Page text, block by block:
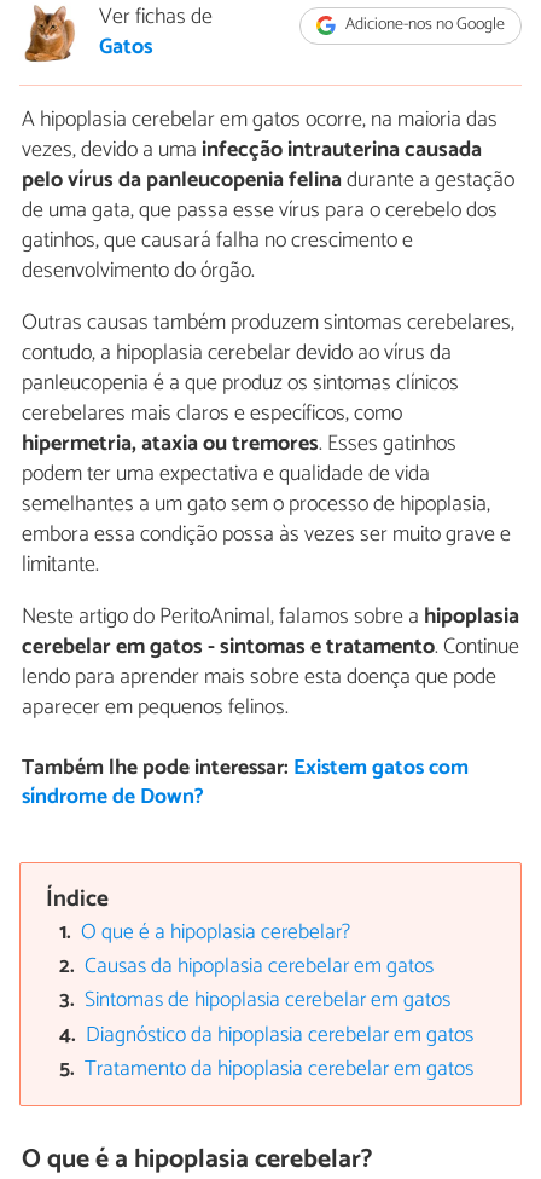
Adicione-nos no Google
Ver fichas de
Gatos
A hipoplasia cerebelar em gatos ocorre, na maioria das
vezes, devido a uma infecção intrauterina causada
pelo vírus da panleucopenia felinadurante a gestação
de uma gata, que passa esse vírus para o cerebelo dos
gatinhos, que causará falha no crescimento e
desenvolvimento do órgão.
Outras causas também produzem sintomas cerebelares,
contudo, a hipoplasia cerebelar devido ao vírus da
panleucopenia é a que produz os sintomas clínicos
cerebelares mais claros e específicos, como
hipermetria, ataxia ou tremores. Esses gatinhos
podem ter uma expectativa e qualidade de vida
semelhantes a um gato sem o processo de hipoplasia,
embora essa condição possa às vezes ser muito grave e
limitante.
Neste artigo do PeritoAnimal, falamos sobre a hipoplasia
cerebelar em gatos - sintomas e tratamento. Continue
lendo para aprender mais sobre esta doença que pode
aparecer em pequenos felinos.
Também lhe pode interessar: Existem gatos com
síndrome de Down?
Índice
O que é a hipoplasia cerebelar?
Causas da hipoplasia cerebelar em gatos
Sintomas de hipoplasia cerebelar em gatos
Diagnóstico da hipoplasia cerebelar em gatos
Tratamento da hipoplasia cerebelar em gatos
O que é a hipoplasia cerebelar?